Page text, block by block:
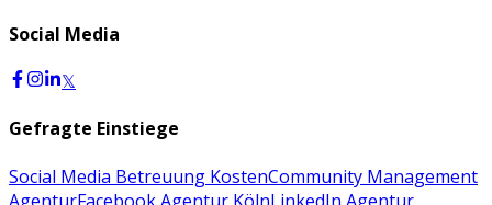
Social Media
𝕏
Gefragte Einstiege
Social Media Betreuung KostenCommunity Management
AgenturFacebook Agentur KölnLinkedIn Agentur